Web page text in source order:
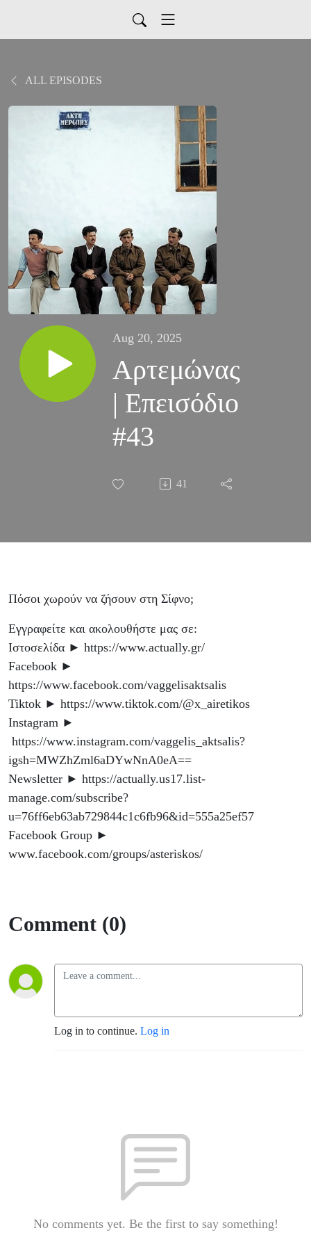
ALL EPISODES
Aug 20, 2025
Αρτεμώνας
| Επεισόδιο
#43
41
Πόσοι χωρούν να ζήσουν στη Σίφνο;
Εγγραφείτε και ακολουθήστε μας σε:
Ιστοσελίδα ► https://www.actually.gr/
Facebook ►
https://www.facebook.com/vaggelisaktsalis
Tiktok ► https://www.tiktok.com/@x_airetikos
Instagram ►
https://www.instagram.com/vaggelis_aktsalis?
igsh=MWZhZml6aDYwNnA0eA==
Newsletter ► https://actually.us17.list-
manage.com/subscribe?
u=76ff6eb63ab729844c1c6fb96&id=555a25ef57
Facebook Group ►
www.facebook.com/groups/asteriskos/
Comment (0)
Log in to continue. Log in
No comments yet. Be the first to say something!